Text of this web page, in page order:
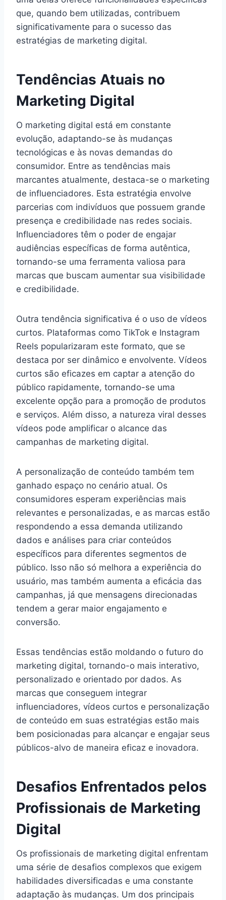
que, quando bem utilizadas, contribuem
significativamente para o sucesso das
estratégias de marketing digital.
Tendências Atuais no
Marketing Digital
O marketing digital está em constante
evolução, adaptando-se às mudanças
tecnológicas e às novas demandas do
consumidor. Entre as tendências mais
marcantes atualmente, destaca-se o marketing
de influenciadores. Esta estratégia envolve
parcerias com indivíduos que possuem grande
presença e credibilidade nas redes sociais.
Influenciadores têm o poder de engajar
audiências específicas de forma autêntica,
tornando-se uma ferramenta valiosa para
marcas que buscam aumentar sua visibilidade
e credibilidade.
Outra tendência significativa é o uso de vídeos
curtos. Plataformas como TikTok e Instagram
Reels popularizaram este formato, que se
destaca por ser dinâmico e envolvente. Vídeos
curtos são eficazes em captar a atenção do
público rapidamente, tornando-se uma
excelente opção para a promoção de produtos
e serviços. Além disso, a natureza viral desses
vídeos pode amplificar o alcance das
campanhas de marketing digital.
A personalização de conteúdo também tem
ganhado espaço no cenário atual. Os
consumidores esperam experiências mais
relevantes e personalizadas, e as marcas estão
respondendo a essa demanda utilizando
dados e análises para criar conteúdos
específicos para diferentes segmentos de
público. Isso não só melhora a experiência do
usuário, mas também aumenta a eficácia das
campanhas, já que mensagens direcionadas
tendem a gerar maior engajamento e
conversão.
Essas tendências estão moldando o futuro do
marketing digital, tornando-o mais interativo,
personalizado e orientado por dados. As
marcas que conseguem integrar
influenciadores, vídeos curtos e personalização
de conteúdo em suas estratégias estão mais
bem posicionadas para alcançar e engajar seus
públicos-alvo de maneira eficaz e inovadora.
Desafios Enfrentados pelos
Profissionais de Marketing
Digital
Os profissionais de marketing digital enfrentam
uma série de desafios complexos que exigem
habilidades diversificadas e uma constante
adaptação às mudanças. Um dos principais